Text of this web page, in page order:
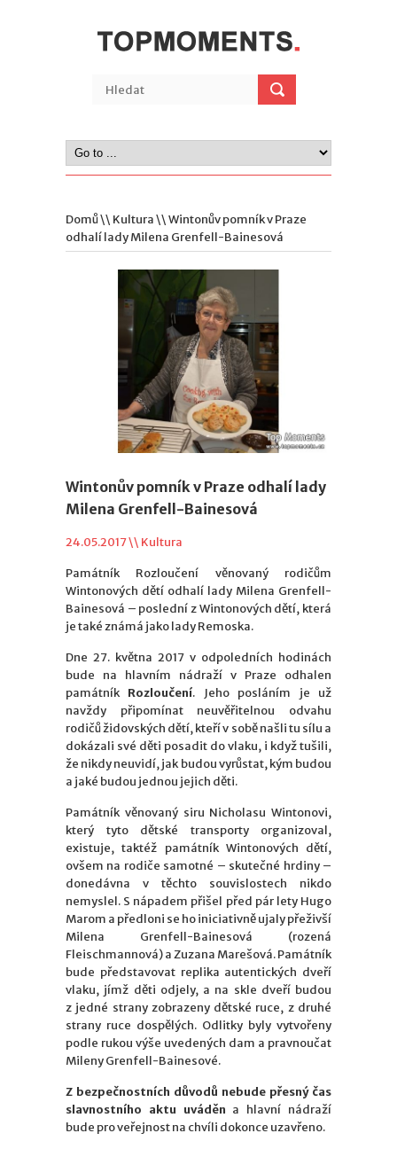
Domů\\ Kultura\\ Wintonův pomník v Praze
odhalí lady Milena Grenfell-Bainesová
Wintonův pomník v Praze odhalí lady
Milena Grenfell-Bainesová
24.05.2017 \\ Kultura
Památník Rozloučení věnovaný rodičům
Wintonových dětí odhalí lady Milena Grenfell-
Bainesová – poslední z Wintonových dětí, která
je také známá jako lady Remoska.
Dne 27. května 2017 v odpoledních hodinách
bude na hlavním nádraží v Praze odhalen
památník Rozloučení. Jeho posláním je už
navždy připomínat neuvěřitelnou odvahu
rodičů židovských dětí, kteří v sobě našli tu sílu a
dokázali své děti posadit do vlaku, i když tušili,
že nikdy neuvidí, jak budou vyrůstat, kým budou
a jaké budou jednou jejich děti.
Památník věnovaný siru Nicholasu Wintonovi,
který tyto dětské transporty organizoval,
existuje, taktéž památník Wintonových dětí,
ovšem na rodiče samotné – skutečné hrdiny –
donedávna v těchto souvislostech nikdo
nemyslel. S nápadem přišel před pár lety Hugo
Marom a předloni se ho iniciativně ujaly přeživší
Milena Grenfell-Bainesová (rozená
Fleischmannová) a Zuzana Marešová. Památník
bude představovat replika autentických dveří
vlaku, jímž děti odjely, a na skle dveří budou
z jedné strany zobrazeny dětské ruce, z druhé
strany ruce dospělých. Odlitky byly vytvořeny
podle rukou výše uvedených dam a pravnoučat
Mileny Grenfell-Bainesové.
Z bezpečnostních důvodů nebude přesný čas
slavnostního aktu uváděn a hlavní nádraží
bude pro veřejnost na chvíli dokonce uzavřeno.